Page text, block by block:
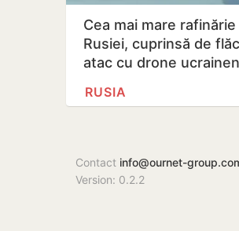
Cea mai mare
Rusiei, cuprinsă de
atac cu drone
RUSIA
Contact info@ournet-
Version: 0.2.2